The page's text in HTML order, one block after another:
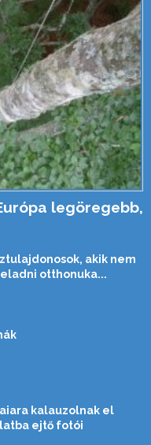
legöregebb,
akik nem
otthonuka...
kalauzolnak el
ejtő fotói